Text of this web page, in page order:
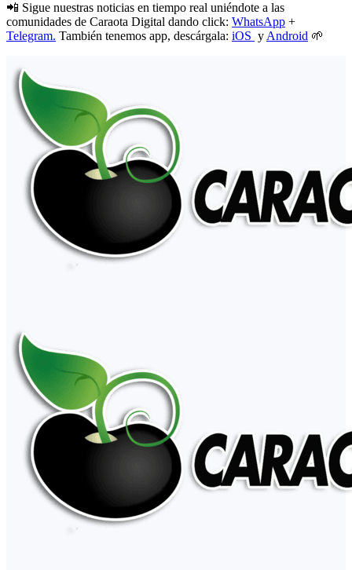
📲 Sigue nuestras noticias en tiempo real uniéndote a las
comunidades de Caraota Digital dando click: WhatsApp +
Telegram. También tenemos app, descárgala: iOS y Android 🌱